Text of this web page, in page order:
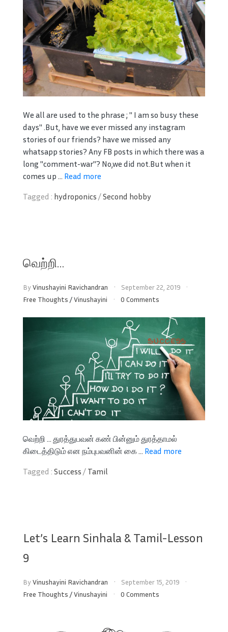
We all are used to the phrase ; " I am so busy these
days" .But, have we ever missed any instagram
stories of our friends? have we missed any
whatsapp stories? Any FB posts in which there was a
long "comment-war"? No,we did not.But when it
comes up ... Read more
Tagged : hydroponics /Second hobby
வெற்றி…
ByVinushayini Ravichandran
September 22, 2019
Free Thoughts /Vinushayini 0 Comments
வெற்றி ... துரத்துபவன் கண் பின்னும் துரத்தாமல்
கிடைத்திடும் என நம்புபவனின் கை ... Read more
Tagged : Success / Tamil
Let’s Learn Sinhala & Tamil-Lesson
9
ByVinushayini Ravichandran
September 15, 2019
Free Thoughts /Vinushayini 0 Comments